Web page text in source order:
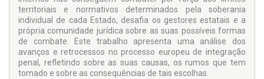
territoriais e normativos determinados pela soberania
individual de cada Estado, desafia os gestores estatais e a
própria comunidade jurídica sobre as suas possíveis formas
de combate. Este trabalho apresenta uma análise dos
avanços e retrocessos no processo europeu de integração
penal, refletindo sobre as suas causas, os rumos que tem
tomado e sobre as consequências de tais escolhas.